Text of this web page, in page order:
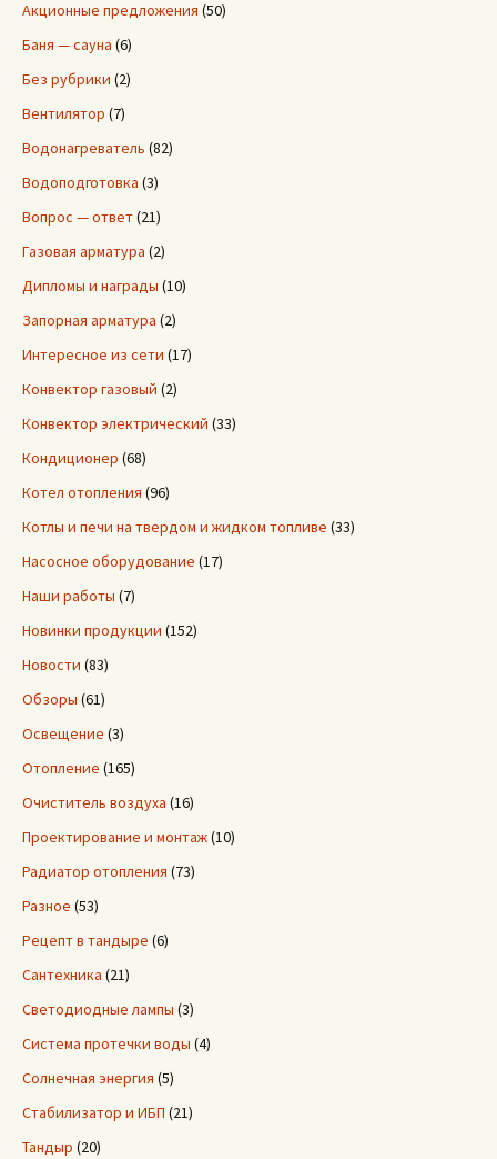
Акционные предложения (50)
Баня — сауна (6)
Без рубрики (2)
Вентилятор (7)
Водонагреватель (82)
Водоподготовка (3)
Вопрос — ответ(21)
Газовая арматура (2)
Дипломы и награды (10)
Запорная арматура (2)
Интересное из сети (17)
Конвектор газовый (2)
Конвектор электрический (33)
Кондиционер (68)
Котел отопления (96)
Котлы и печи на твердом и жидком топливе (33)
Насосное оборудование (17)
Наши работы (7)
Новинки продукции (152)
Новости (83)
Обзоры (61)
Освещение (3)
Отопление (165)
Очиститель воздуха (16)
Проектирование и монтаж(10)
Радиатор отопления (73)
Разное (53)
Рецепт в тандыре (6)
Сантехника (21)
Светодиодные лампы (3)
Система протечки воды (4)
Солнечная энергия (5)
Стабилизатор и ИБП (21)
Тандыр (20)